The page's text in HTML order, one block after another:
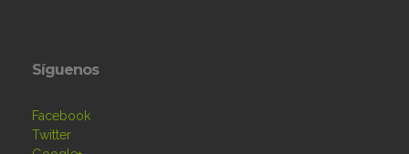
Síguenos
Facebook
Twitter